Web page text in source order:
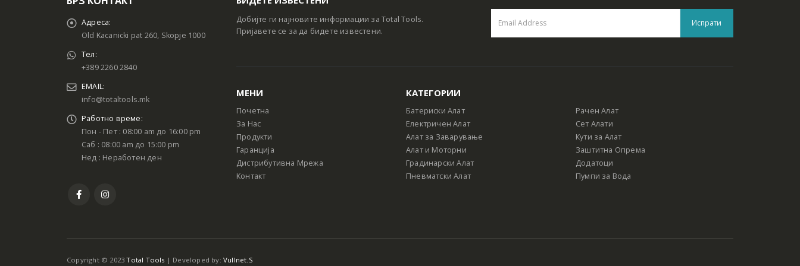
Адреса:
Old Kacanicki pat 260, Skopje 1000
Тел:
+389 2260 2840
EMAIL:
info@totaltools.mk
Работно време:
Пон - Пет : 08:00 am до 16:00 pm
Саб : 08:00 am до 15:00 pm
Нед : Неработен ден
Добијте ги најновите информации за Total Tools.
Пријавете се за да бидете известени.
МЕНИ
Почетна
За Нас
Продукти
Гаранција
Дистрибутивна Мрежа
Контакт
КАТЕГОРИИ
Батериски Алат
Електричен Алат
Алат за Заварување
Алат и Моторни
Градинарски Алат
Пневматски Алат
Рачен Алат
Сет Алати
Кути за Алат
Заштитна Опрема
Додатоци
Пумпи за Вода
Copyright © 2023Total Tools | Developed by:Vullnet.S